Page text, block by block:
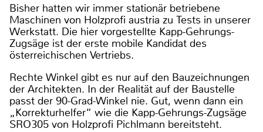
Bisher hatten wir immer stationär betriebene
Maschinen von Holzprofi austria zu Tests in unserer
Werkstatt. Die hier vorgestellte Kapp-Gehrungs-
Zugsäge ist der erste mobile Kandidat des
österreichischen Vertriebs.
Rechte Winkel gibt es nur auf den Bauzeichnungen
der Architekten. In der Realität auf der Baustelle
passt der 90-Grad-Winkel nie. Gut, wenn dann ein
„Korrekturhelfer“ wie die Kapp-Gehrungs-Zugsäge
SRO305 von Holzprofi Pichlmann bereitsteht.